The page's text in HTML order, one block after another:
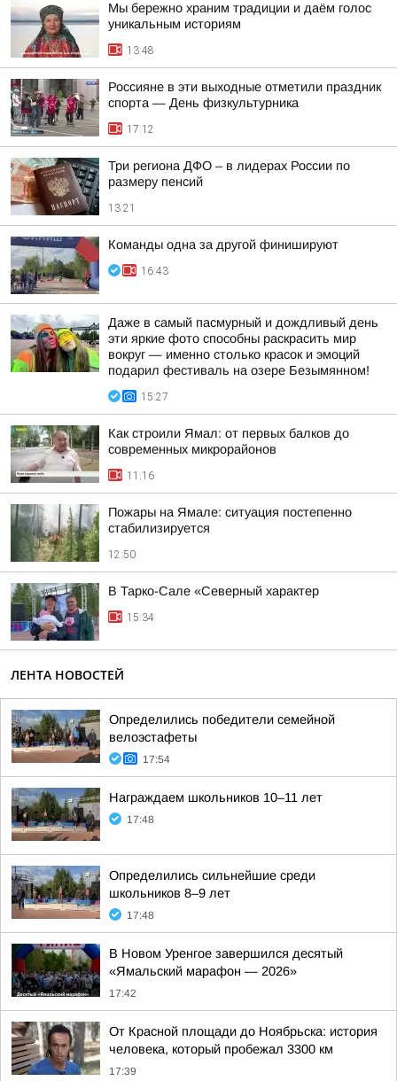
Мы бережно храним традиции и даём голос
уникальным историям
13:48
Россияне в эти выходные отметили праздник
спорта — День физкультурника
17:12
Три региона ДФО – в лидерах России по
размеру пенсий
13:21
Команды одна за другой финишируют
16:43
Даже в самый пасмурный и дождливый день
эти яркие фото способны раскрасить мир
вокруг — именно столько красок и эмоций
подарил фестиваль на озере Безымянном!
15:27
Как строили Ямал: от первых балков до
современных микрорайонов
11:16
Пожары на Ямале: ситуация постепенно
стабилизируется
12:50
В Тарко-Сале «Северный характер
15:34
ЛЕНТА НОВОСТЕЙ
Определились победители семейной
велоэстафеты
17:54
Награждаем школьников 10–11 лет
17:48
Определились сильнейшие среди
школьников 8–9 лет
17:48
В Новом Уренгое завершился десятый
«Ямальский марафон — 2026»
17:42
От Красной площади до Ноябрьска: история
человека, который пробежал 3300 км
17:39